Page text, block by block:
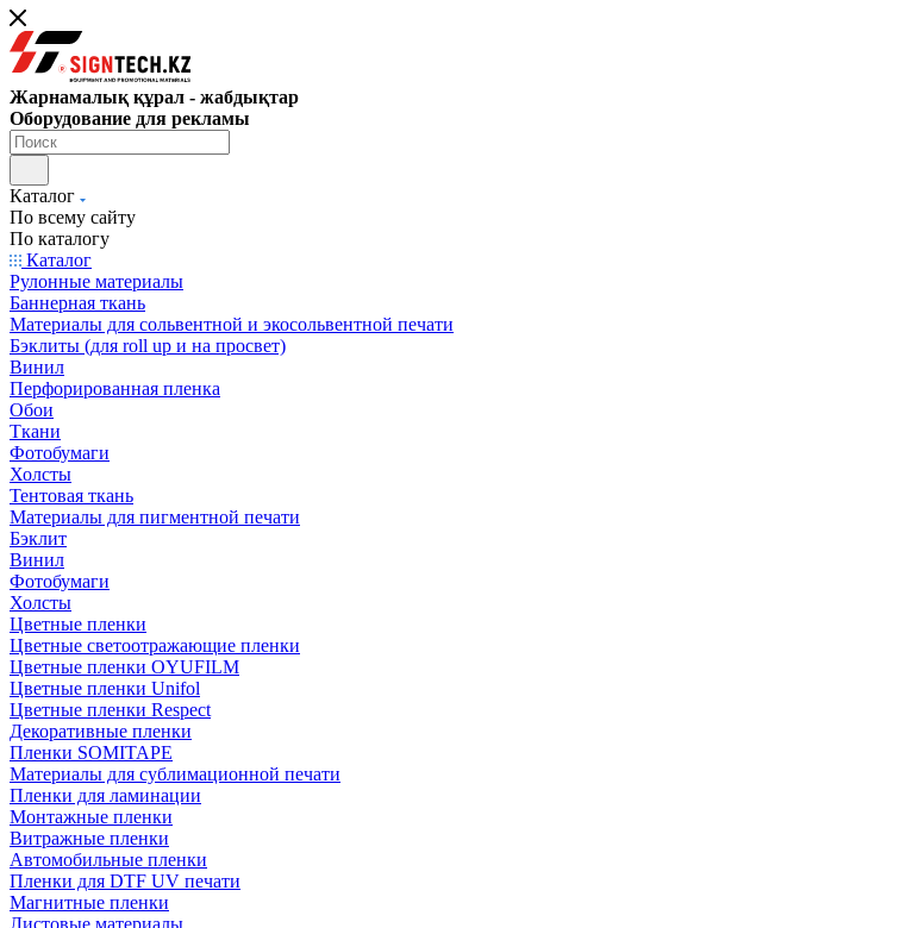
Жарнамалық құрал - жабдықтар
Оборудование для рекламы
Каталог
По всему сайту
По каталогу
Каталог
Рулонные материалы
Баннерная ткань
Материалы для сольвентной и экосольвентной печати
Бэклиты (для roll up и на просвет)
Винил
Перфорированная пленка
Обои
Ткани
Фотобумаги
Холсты
Тентовая ткань
Материалы для пигментной печати
Бэклит
Винил
Фотобумаги
Холсты
Цветные пленки
Цветные светоотражающие пленки
Цветные пленки OYUFILM
Цветные пленки Unifol
Цветные пленки Respect
Декоративные пленки
Пленки SOMITAPE
Материалы для сублимационной печати
Пленки для ламинации
Монтажные пленки
Витражные пленки
Автомобильные пленки
Пленки для DTF UV печати
Магнитные пленки
Листовые материалы